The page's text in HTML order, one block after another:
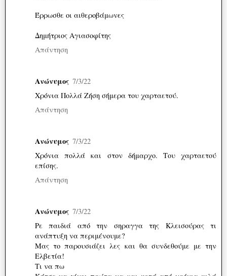
Έρρωσθε οι αιθεροβάμωνες
Δημήτριος Αγιασοφίτης
Απάντηση
Ανώνυμος 7/3/22
Χρόνια Πολλά Ζήση σήμερα του χαρταετού.
Απάντηση
Ανώνυμος 7/3/22
Χρόνια πολλά και στον δήμαρχο. Του χαρταετού
επίσης.
Απάντηση
Ανώνυμος 7/3/22
Ρε παιδιά από την σηραγγα της Κλεισούρας τι
ανάπτυξη να περιμένουμε?
Μας το παρουσιάζει λες και θα συνδεθούμε με την
Ελβετία!
Τι να πω